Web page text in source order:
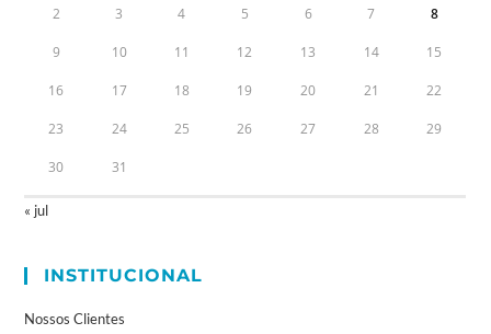
2 3 4 5 6 7 8
9 10 11 12 13 14 15
16 17 18 19 20 21 22
23 24 25 26 27 28 29
30 31
« jul
INSTITUCIONAL
Nossos Clientes